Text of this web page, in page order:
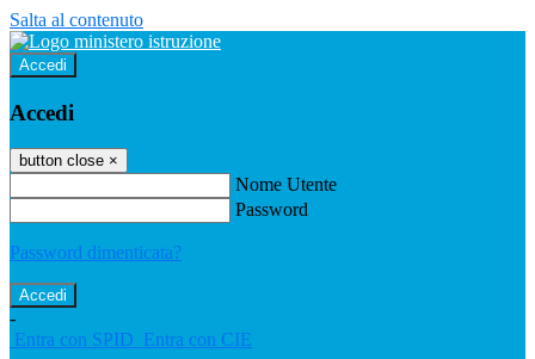
Salta al contenuto
Accedi
Accedi
button close ×
Nome Utente
Password
Password dimenticata?
-
Entra con SPID Entra con CIE